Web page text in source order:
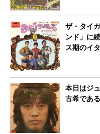
ザ・タイ
ンド」に
ス期のイ
本日はジ
古希である